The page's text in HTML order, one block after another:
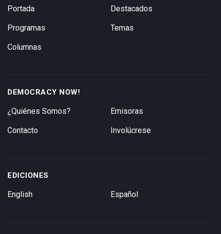
Portada
Programas
Columnas
Destacados
Temas
DEMOCRACY NOW!
¿Quiénes Somos?
Contacto
Emisoras
Involúcrese
EDICIONES
English Español